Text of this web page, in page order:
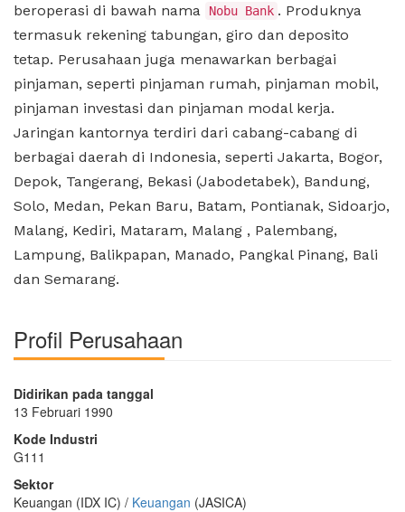
beroperasi di bawah nama
Nobu Bank . Produknya
termasuk rekening tabungan, giro dan deposito
tetap. Perusahaan juga menawarkan berbagai
pinjaman, seperti pinjaman rumah, pinjaman mobil,
pinjaman investasi dan pinjaman modal kerja.
Jaringan kantornya terdiri dari cabang-cabang di
berbagai daerah di Indonesia, seperti Jakarta, Bogor,
Depok, Tangerang, Bekasi (Jabodetabek), Bandung,
Solo, Medan, Pekan Baru, Batam, Pontianak, Sidoarjo,
Malang, Kediri, Mataram, Malang , Palembang,
Lampung, Balikpapan, Manado, Pangkal Pinang, Bali
dan Semarang.
Profil Perusahaan
Didirikan pada tanggal
13 Februari 1990
Kode Industri
G111
Sektor
Keuangan (IDX IC) / Keuangan (JASICA)